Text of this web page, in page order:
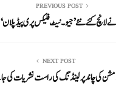
r
In
PREVIOUS POST
لانچ کئے نئے ’ جیو۔ نیٹ فلیکس پری پیڈ پلان‘
NEXT POST